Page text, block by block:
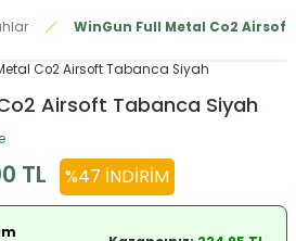
WinGun Full Metal Co2
Airsoft Tabanca Siyah
TL %47 İNDIRIM